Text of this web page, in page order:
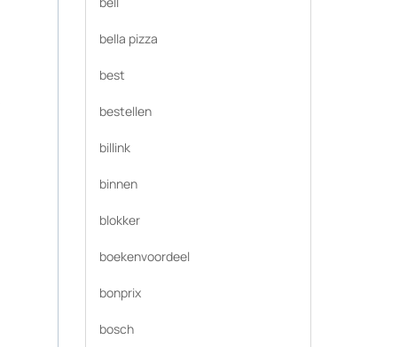
bella pizza
best
bestellen
billink
binnen
blokker
boekenvoordeel
bonprix
bosch